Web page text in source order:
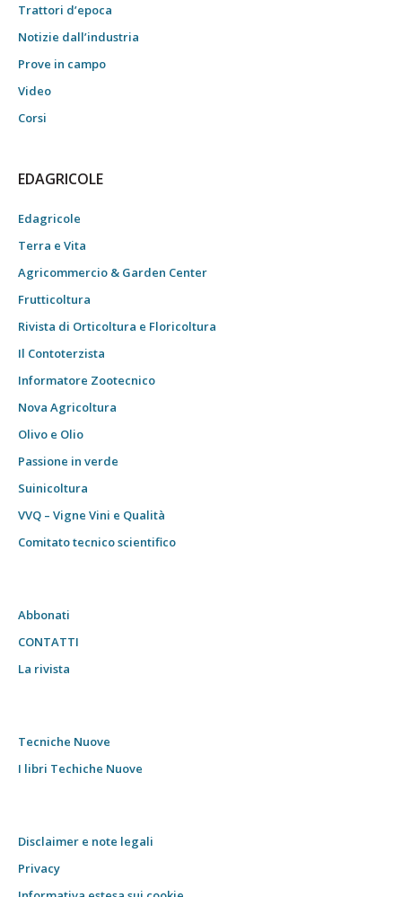
Trattori d’epoca
Notizie dall’industria
Prove in campo
Video
Corsi
EDAGRICOLE
Edagricole
Terra e Vita
Agricommercio & Garden Center
Frutticoltura
Rivista di Orticoltura e Floricoltura
Il Contoterzista
Informatore Zootecnico
Nova Agricoltura
Olivo e Olio
Passione in verde
Suinicoltura
VVQ – Vigne Vini e Qualità
Comitato tecnico scientifico
Abbonati
CONTATTI
La rivista
Tecniche Nuove
I libri Techiche Nuove
Disclaimer e note legali
Privacy